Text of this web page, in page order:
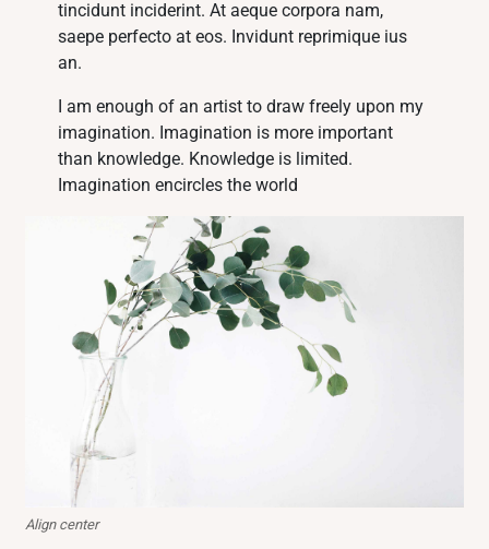
tincidunt inciderint. At aeque corpora nam,
saepe perfecto at eos. Invidunt reprimique ius
an.
I am enough of an artist to draw freely upon my
imagination. Imagination is more important
than knowledge. Knowledge is limited.
Imagination encircles the world
Align center